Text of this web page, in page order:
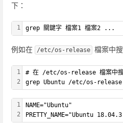
下：
1 grep 關鍵字 檔案1 檔案2 ...
例如在 /etc/os-release 檔案中
1
2
# 在 /etc/os-release 檔案中搜
grep Ubuntu /etc/os-release
1
2
NAME="Ubuntu"
PRETTY_NAME="Ubuntu